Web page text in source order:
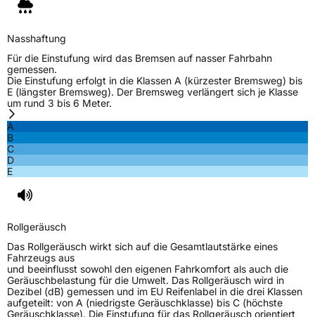
Nasshaftung
Für die Einstufung wird das Bremsen auf nasser Fahrbahn
gemessen.
Die Einstufung erfolgt in die Klassen A (kürzester Bremsweg) bis
E (längster Bremsweg). Der Bremsweg verlängert sich je Klasse
um rund 3 bis 6 Meter.
A
B
C
D
E
Rollgeräusch
Das Rollgeräusch wirkt sich auf die Gesamtlautstärke eines
Fahrzeugs aus
und beeinflusst sowohl den eigenen Fahrkomfort als auch die
Geräuschbelastung für die Umwelt. Das Rollgeräusch wird in
Dezibel (dB) gemessen und im EU Reifenlabel in die drei Klassen
aufgeteilt: von A (niedrigste Geräuschklasse) bis C (höchste
Geräuschklasse). Die Einstufung für das Rollgeräusch orientiert